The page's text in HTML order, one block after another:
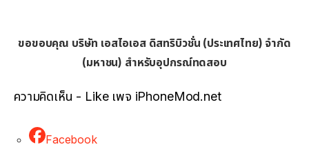
ขอขอบคุณ บริษัท เอสไอเอส ดิสทริบิวชั่น (ประเทศไทย) จำกัด
(มหาชน) สำหรับอุปกรณ์ทดสอบ
ความคิดเห็น - Like เพจ iPhoneMod.net
Facebook